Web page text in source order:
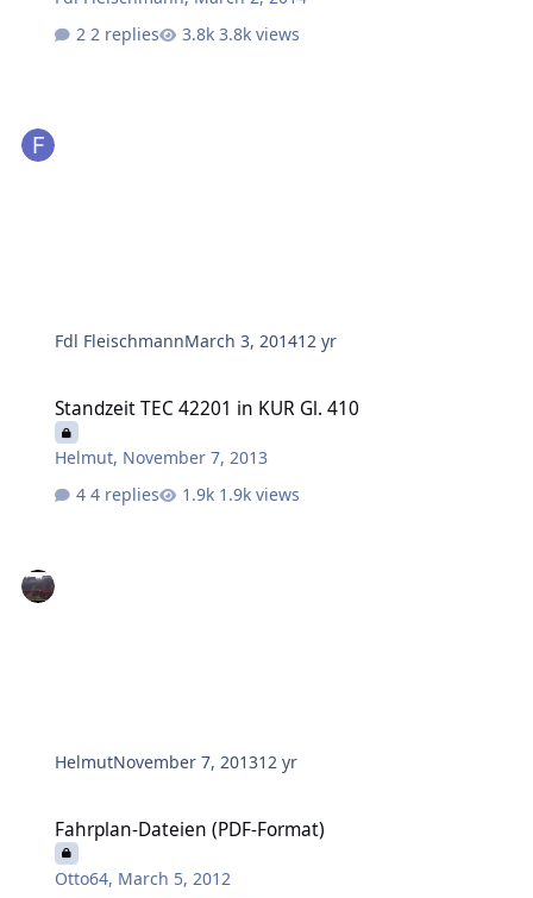
2 replies
3.8k views
Fdl FleischmannMarch 3, 201412 yr
Standzeit TEC 42201 in KUR Gl. 410
Helmut, November 7, 2013
4 replies
1.9k views
HelmutNovember 7, 201312 yr
Fahrplan-Dateien (PDF-Format)
Otto64, March 5, 2012